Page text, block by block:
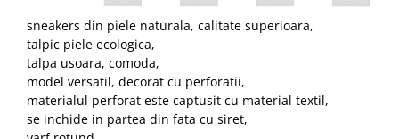
sneakers din piele naturala, calitate superioara,
talpic piele ecologica,
talpa usoara, comoda,
model versatil, decorat cu perforatii,
materialul perforat este captusit cu material textil,
se inchide in partea din fata cu siret,